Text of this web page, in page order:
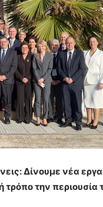
Δίνουμε νέα
την περιουσία